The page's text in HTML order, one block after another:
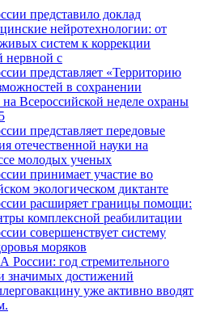
представило доклад
нейротехнологии: от
систем к коррекции
нервной с
представляет «Территорию
в сохранении
на Всероссийской неделе охраны
представляет передовые
отечественной науки на
молодых ученых
принимает участие во
экологическом диктанте
расширяет границы помощи:
комплексной реабилитации
совершенствует систему
моряков
год стремительного
значимых достижений
уже активно вводят